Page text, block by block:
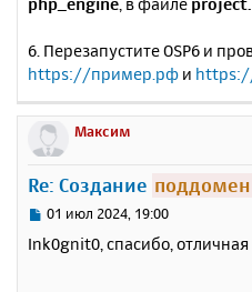
php_engine, в файле
6. Перезапустите OSP6 и
https://пример.рф и
Максим
Re: Создание поддомен
С
о
01 июл 2024, 19:00
Ink0gnit0, спасибо,